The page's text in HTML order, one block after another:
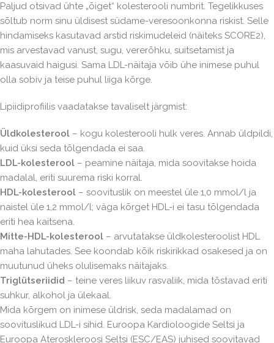
Paljud otsivad ühte „õiget“ kolesterooli numbrit. Tegelikkuses
sõltub norm sinu üldisest südame-veresoonkonna riskist. Selle
hindamiseks kasutavad arstid riskimudeleid (näiteks SCORE2),
mis arvestavad vanust, sugu, vererõhku, suitsetamist ja
kaasuvaid haigusi. Sama LDL-näitaja võib ühe inimese puhul
olla sobiv ja teise puhul liiga kõrge.
Lipiidiprofiilis vaadatakse tavaliselt järgmist:
Üldkolesterool – kogu kolesterooli hulk veres. Annab üldpildi,
kuid üksi seda tõlgendada ei saa.
LDL-kolesterool – peamine näitaja, mida soovitakse hoida
madalal, eriti suurema riski korral.
HDL-kolesterool – soovituslik on meestel üle 1,0 mmol/l ja
naistel üle 1,2 mmol/l; väga kõrget HDL-i ei tasu tõlgendada
eriti hea kaitsena.
Mitte-HDL-kolesterool – arvutatakse üldkolesteroolist HDL
maha lahutades. See koondab kõik riskirikkad osakesed ja on
muutunud üheks olulisemaks näitajaks.
Triglütseriidid – teine veres liikuv rasvaliik, mida tõstavad eriti
suhkur, alkohol ja ülekaal.
Mida kõrgem on inimese üldrisk, seda madalamad on
soovituslikud LDL-i sihid. Euroopa Kardioloogide Seltsi ja
Euroopa Ateroskleroosi Seltsi (ESC/EAS) juhised soovitavad